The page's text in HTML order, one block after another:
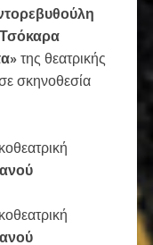
Τσόκαρα
της θεατρικής
σκηνοθεσία